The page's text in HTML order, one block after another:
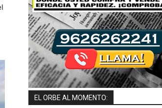
EL ORBE AL MOMENTO: